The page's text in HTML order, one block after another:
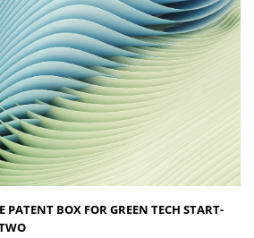
BOX FOR GREEN TECH START-